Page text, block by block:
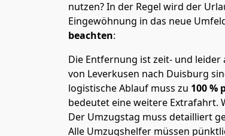
nutzen? In der Regel wird der
Eingewöhnung in das neue
beachten:
Die Entfernung ist zeit- und
von Leverkusen nach Duisburg
logistische Ablauf muss zu 100 %
bedeutet eine weitere Extrafahrt.
Der Umzugstag muss detailliert
Alle Umzugshelfer müssen